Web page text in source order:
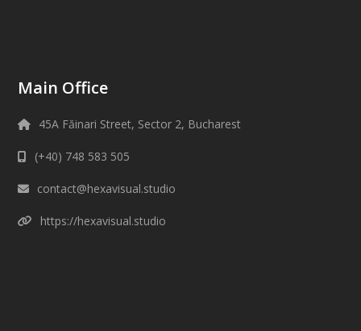
Main Office
45A Făinari Street, Sector 2, Bucharest
(+40) 748 583 505
contact@hexavisual.studio
https://hexavisual.studio